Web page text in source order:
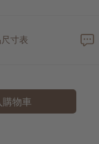
寸表
購物車